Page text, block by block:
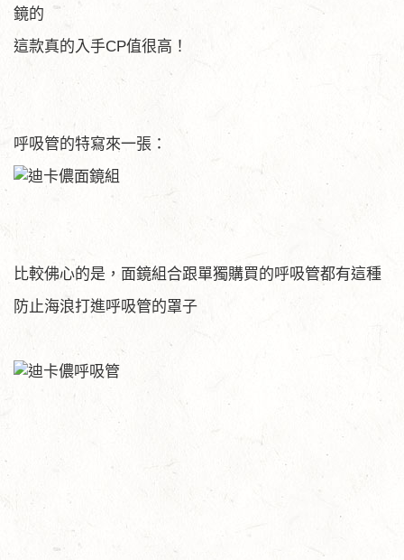
鏡的
這款真的入手CP值很高！
呼吸管的特寫來一張：
比較佛心的是，面鏡組合跟單獨購買的呼吸管都有這種
防止海浪打進呼吸管的罩子